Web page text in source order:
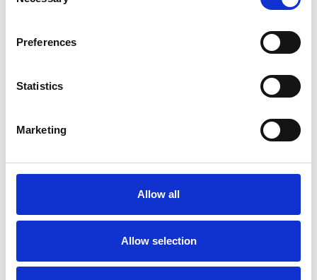
Preferences
Statistics
Marketing
Allow all
Allow selection
IN WARENKORB IN WARENKORB
Odmrażacz do szyby o
zapachu hiszpańskiej
Antypara środek przeciw
parowaniu